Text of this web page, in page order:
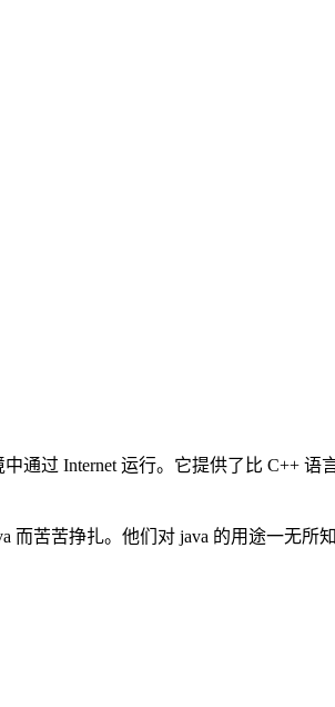
通过 Internet 运行。它提供了比 C++
苦苦挣扎。他们对 java 的用途一无所知